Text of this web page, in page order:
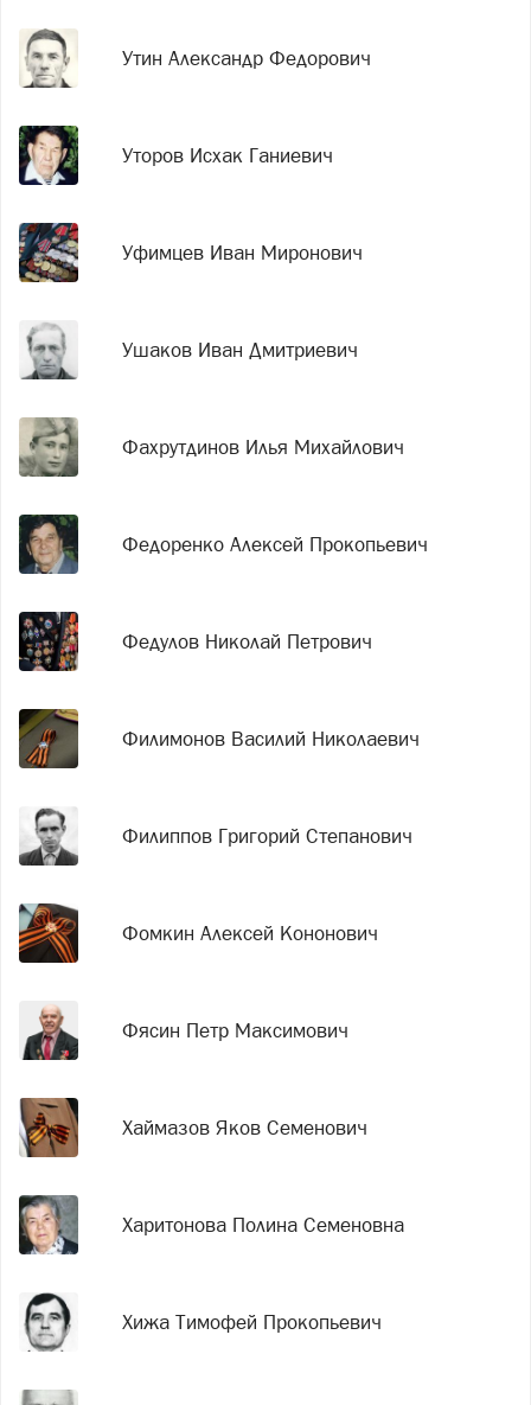
Утин Александр Федорович
Уторов Исхак Ганиевич
Уфимцев Иван Миронович
Ушаков Иван Дмитриевич
Фахрутдинов Илья Михайлович
Федоренко Алексей Прокопьевич
Федулов Николай Петрович
Филимонов Василий Николаевич
Филиппов Григорий Степанович
Фомкин Алексей Кононович
Фясин Петр Максимович
Хаймазов Яков Семенович
Харитонова Полина Семеновна
Хижа Тимофей Прокопьевич